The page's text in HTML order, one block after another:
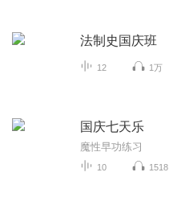
法制史国庆班
12 1万
国庆七天乐
魔性早功练习
10 1518